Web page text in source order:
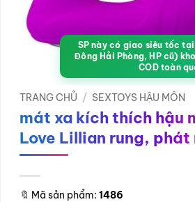
SP này có giao siêu tốc
Đông Hải Phòng, HP cũ)
COD toàn
TRANG CHỦ / SEXTOYS HẬU MÔN
mát xa kích thích hậu
Love Lillian rung, phát
🔖 Mã sản phẩm: 1486